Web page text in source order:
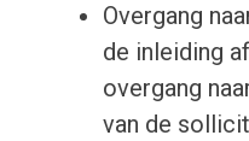
Overgang
de inleiding
overgang
van de